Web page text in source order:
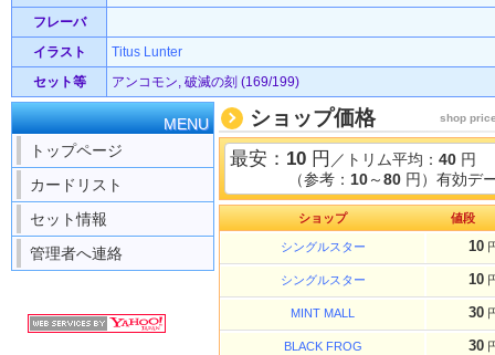
フレーバ
イラスト
Titus Lunter
セット等
アンコモン, 破滅の刻 (169/199)
MENU
トップページ
カードリスト
セット情報
管理者へ連絡
ショップ価格 shop
最安： 10 円 ／トリム平均： 40 円
（参考： 10～80 円）有効デ
ショップ 値段
シングルスター 10
シングルスター 10
MINT MALL 30
BLACK FROG 30